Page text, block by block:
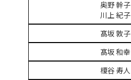
奥野 幹子
川上 紀子
髙坂 敦子
髙坂 和幸
榎谷 寿人